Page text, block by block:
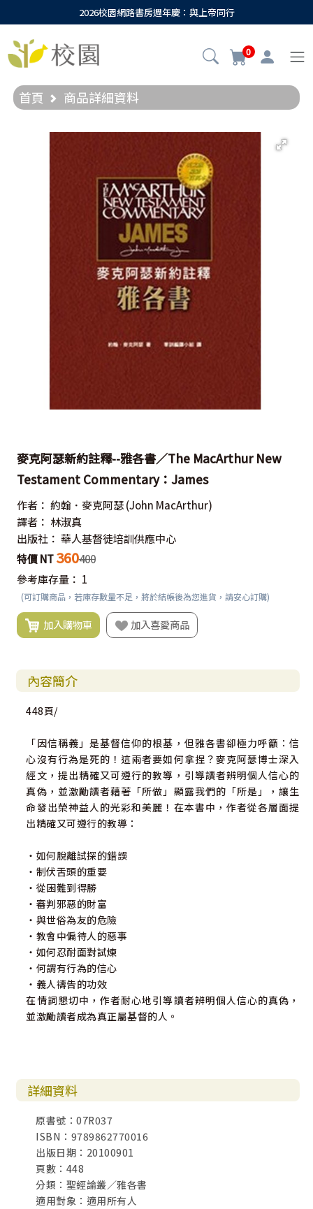
2026校園網路書房週年慶：與上帝同行
0
首頁 商品詳細資料
麥克阿瑟新約註釋--雅各書／The MacArthur New
Testament Commentary：James
作者： 約翰．麥克阿瑟 (John MacArthur)
譯者： 林淑真
出版社： 華人基督徒培訓供應中心
特價 NT 360400
參考庫存量： 1
(可訂購商品，若庫存數量不足，將於結帳後為您進貨，請安心訂購)
加入購物車 加入喜愛商品
內容簡介
448頁/
「因信稱義」是基督信仰的根基，但雅各書卻極力呼籲：信
心沒有行為是死的！這兩者要如何拿捏？麥克阿瑟博士深入
經文，提出精確又可遵行的教導，引導讀者辨明個人信心的
真偽，並激勵讀者藉著「所做」顯露我們的「所是」，讓生
命發出榮神益人的光彩和美麗！在本書中，作者從各層面提
出精確又可遵行的教導：
‧如何脫離試探的錯誤
‧制伏舌頭的重要
‧從困難到得勝
‧審判邪惡的財富
‧與世俗為友的危險
‧教會中偏待人的惡事
‧如何忍耐面對試煉
‧何謂有行為的信心
‧義人禱告的功效
在情詞懇切中，作者耐心地引導讀者辨明個人信心的真偽，
並激勵讀者成為真正屬基督的人。
詳細資料
原書號：07R037
ISBN：9789862770016
出版日期：20100901
頁數：448
分類：聖經論叢／雅各書
適用對象：適用所有人